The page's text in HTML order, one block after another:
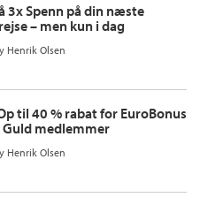
3x Spenn på din næste
– men kun i dag
Henrik Olsen
til 40 % rabat for EuroBonus
medlemmer
Henrik Olsen